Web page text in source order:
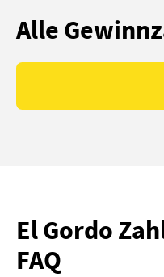
Alle
El Gordo
FAQ